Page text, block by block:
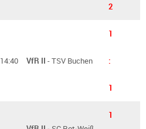
2
14:40 VfR II - TSV Buchen
1
:
1
1